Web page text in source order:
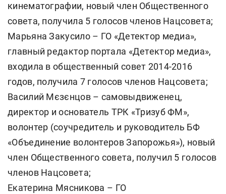
кинематографии, новый член Общественного
совета, получила 5 голосов членов Нацсовета;
Марьяна Закусило – ГО «Детектор медиа»,
главный редактор портала «Детектор медиа»,
входила в общественный совет 2014-2016
годов, получила 7 голосов членов Нацсовета;
Василий Мєзєнцов – самовыдвиженец,
директор и основатель ТРК «Тризуб ФМ»,
волонтер (соучредитель и руководитель БФ
«Объединение волонтеров Запорожья»), новый
член Общественного совета, получил 5 голосов
членов Нацсовета;
Екатерина Мясникова – ГО